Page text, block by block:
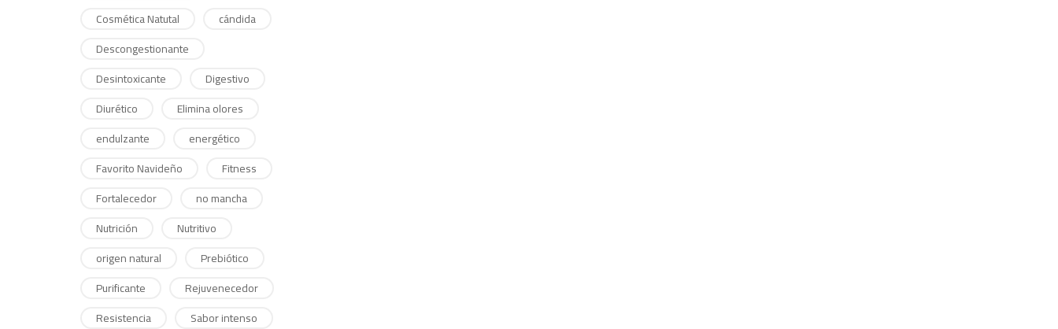
Cosmética Natutal
cándida
Descongestionante
Desintoxicante
Digestivo
Diurético
Elimina olores
endulzante
energético
Favorito Navideño
Fitness
Fortalecedor
no mancha
Nutrición
Nutritivo
origen natural
Prebiótico
Purificante
Rejuvenecedor
Resistencia
Sabor intenso